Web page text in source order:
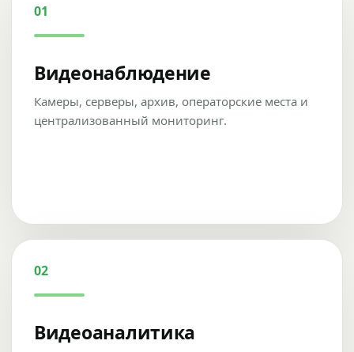
01
Видеонаблюдение
Камеры, серверы, архив, операторские места и
централизованный мониторинг.
02
Видеоаналитика